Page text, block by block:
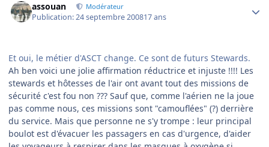
assouan Modérateur
Publication:24 septembre 200817 ans
Et oui, le métier d'ASCT change. Ce sont de futurs Stewards.
Ah ben voici une jolie affirmation réductrice et injuste !!!! Les
stewards et hôtesses de l'air ont avant tout des missions de
sécurité c'est fou non ??? Sauf que, comme l'aérien ne la joue
pas comme nous, ces missions sont "camouflées" (?) derrière
du service. Mais que personne ne s'y trompe : leur principal
boulot est d'évacuer les passagers en cas d'urgence, d'aider